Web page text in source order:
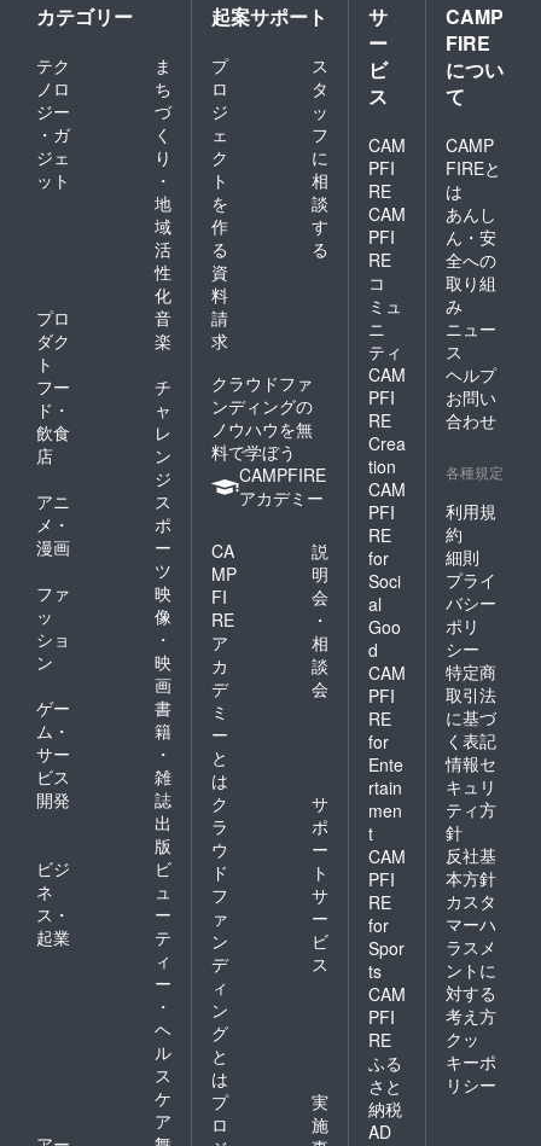
カテゴリー
テク
ノロ
ジー
・ガ
ジェ
ット
ま
ち
づ
く
り
・
地
域
活
性
化
プロ
ダク
ト
音
楽
フー
ド・
飲食
店
チ
ャ
レ
ン
ジ
アニ
メ・
漫画
ス
ポ
ー
ツ
ファ
ッ
ショ
ン
映
像
・
映
画
ゲー
ム・
サー
ビス
開発
書
籍
・
雑
誌
出
版
ビジ
ネ
ス・
起業
ビ
ュ
ー
テ
ィ
ー
・
ヘ
ル
ス
ケ
ア
起案サポート
プ
ロ
ジ
ェ
ク
ト
を
作
る
ス
タ
ッ
フ
に
相
談
す
る
資
料
請
求
クラウドファ
ンディングの
ノウハウを無
料で学ぼう
CAMPFIRE
アカデミー
CA
MP
FI
RE
ア
カ
デ
ミ
ー
と
は
説
明
会
・
相
談
会
ク
ラ
ウ
ド
フ
ァ
ン
デ
ィ
ン
グ
と
は
サ
ポ
ー
ト
サ
ー
ビ
ス
プ
ロ
実
施
サ
ー
ビ
ス
CAM
PFI
RE
CAM
PFI
RE
コ
ミュ
ニ
ティ
CAM
PFI
RE
Crea
tion
CAM
PFI
RE
for
Soci
al
Goo
d
CAM
PFI
RE
for
Ente
rtain
men
t
CAM
PFI
RE
for
Spor
ts
CAM
PFI
RE
ふる
さと
納税
AD
CAMP
FIRE
につい
て
CAMP
FIREと
は
あんし
ん・安
全への
取り組
み
ニュー
ス
ヘルプ
お問い
合わせ
各種規定
利用規
約
細則
プライ
バシー
ポリ
シー
特定商
取引法
に基づ
く表記
情報セ
キュリ
ティ方
針
反社基
本方針
カスタ
マーハ
ラスメ
ントに
対する
考え方
クッ
キーポ
リシー